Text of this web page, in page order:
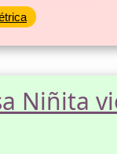
Niñita